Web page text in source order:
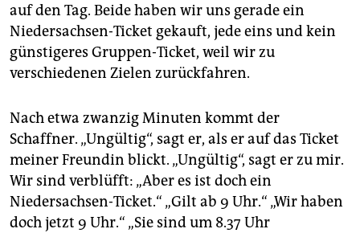
auf den Tag. Beide haben wir uns gerade ein
Niedersachsen-Ticket gekauft, jede eins und kein
günstigeres Gruppen-Ticket, weil wir zu
verschiedenen Zielen zurückfahren.
Nach etwa zwanzig Minuten kommt der
Schaffner. „Ungültig“, sagt er, als er auf das Ticket
meiner Freundin blickt. „Ungültig“, sagt er zu mir.
Wir sind verblüfft: „Aber es ist doch ein
Niedersachsen-Ticket.“ „Gilt ab 9 Uhr.“ „Wir haben
doch jetzt 9 Uhr.“ „Sie sind um 8.37 Uhr